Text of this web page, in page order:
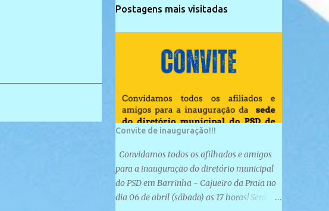
Postagens mais visitadas
Convite de inauguração!!!
Convidamos todos os afilhados e amigos
para a inauguração do diretório municipal
do PSD em Barrinha - Cajueiro da Praia no
dia 06 de abril (sábado) as 17 horas! Será